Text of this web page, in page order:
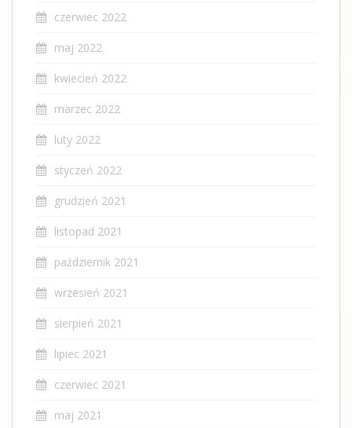
czerwiec 2022
maj 2022
kwiecień 2022
marzec 2022
luty 2022
styczeń 2022
grudzień 2021
listopad 2021
październik 2021
wrzesień 2021
sierpień 2021
lipiec 2021
czerwiec 2021
maj 2021